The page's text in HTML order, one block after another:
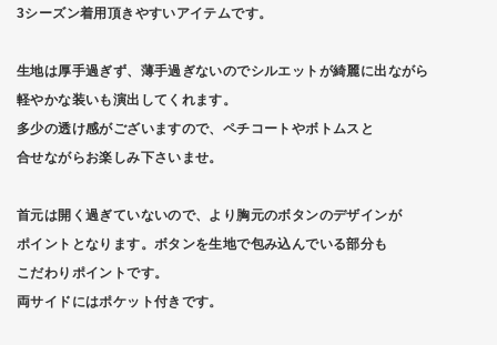
3シーズン着用頂きやすいアイテムです。
生地は厚手過ぎず、薄手過ぎないのでシルエットが綺麗に出ながら
軽やかな装いも演出してくれます。
多少の透け感がございますので、ペチコートやボトムスと
合せながらお楽しみ下さいませ。
首元は開く過ぎていないので、より胸元のボタンのデザインが
ポイントとなります。ボタンを生地で包み込んでいる部分も
こだわりポイントです。
両サイドにはポケット付きです。